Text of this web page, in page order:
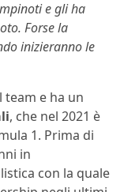
e gli ha
Forse la
inizieranno le
e ha un
, che nel 2021 è
1. Prima di
in
con la quale